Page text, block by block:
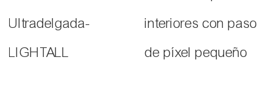
Ultradelgada-
LIGHTALL
interiores con paso
de píxel pequeño